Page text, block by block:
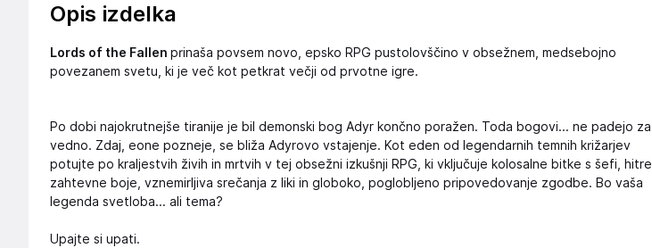
Opis izdelka
Lords of the Fallen prinaša povsem novo, epsko RPG pustolovščino v obsežnem, medsebojno
povezanem svetu, ki je več kot petkrat večji od prvotne igre.
Po dobi najokrutnejše tiranije je bil demonski bog Adyr končno poražen. Toda bogovi... ne padejo za
vedno. Zdaj, eone pozneje, se bliža Adyrovo vstajenje. Kot eden od legendarnih temnih križarjev
potujte po kraljestvih živih in mrtvih v tej obsežni izkušnji RPG, ki vključuje kolosalne bitke s šefi, hitre
zahtevne boje, vznemirljiva srečanja z liki in globoko, poglobljeno pripovedovanje zgodbe. Bo vaša
legenda svetloba... ali tema?
Upajte si upati.